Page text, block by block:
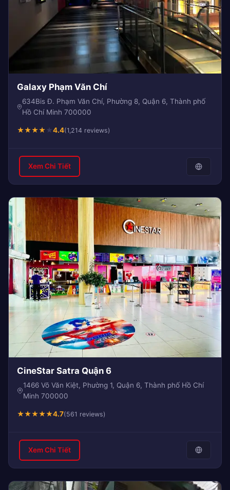
Galaxy Phạm Văn Chí
634Bis Đ. Phạm Văn Chí, Phường 8, Quận 6, Thành phố
Hồ Chí Minh 700000
★★★★★4.4(1,214 reviews)
Xem Chi Tiết
CineStar Satra Quận 6
1466 Võ Văn Kiệt, Phường 1, Quận 6, Thành phố Hồ Chí
Minh 700000
★★★★★4.7(561 reviews)
Xem Chi Tiết